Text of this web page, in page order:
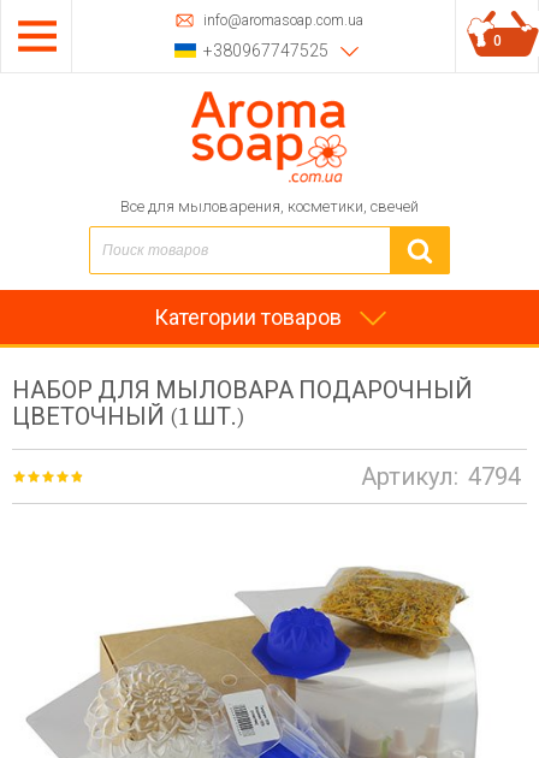
info@aromasoap.com.ua
+380967747525
Все для мыловарения, косметики, свечей
0
Категории товаров
НАБОР ДЛЯ МЫЛОВАРА ПОДАРОЧНЫЙ
ЦВЕТОЧНЫЙ (1 ШТ.)
Артикул: 4794